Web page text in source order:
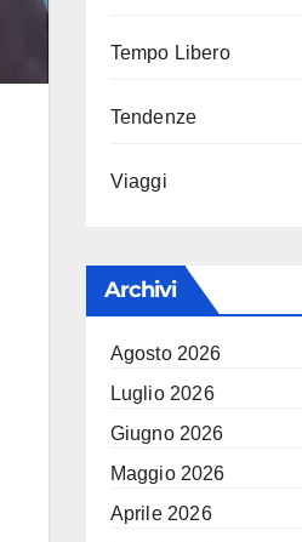
Tempo Libero
Tendenze
Viaggi
Archivi
Agosto 2026
Luglio 2026
Giugno 2026
Maggio 2026
Aprile 2026